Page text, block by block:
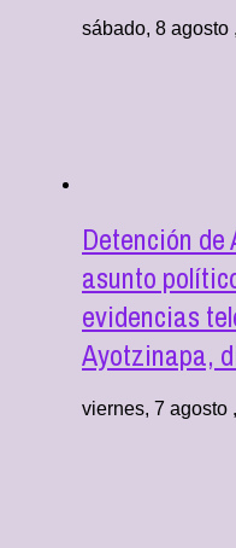
sábado, 8 agosto
Detención de
asunto
evidencias
Ayotzinapa,
viernes, 7 agosto